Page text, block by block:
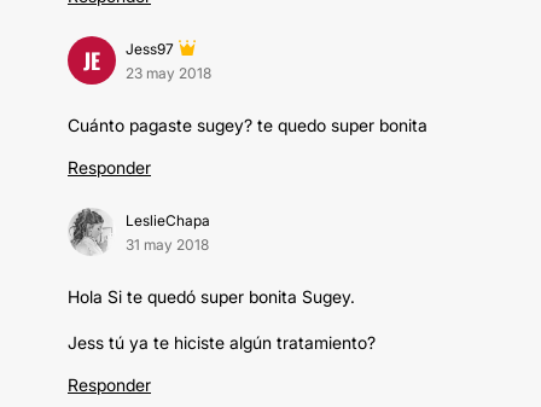
JE
Jess97
23 may 2018
Cuánto pagaste sugey? te quedo super bonita
Responder
LeslieChapa
31 may 2018
Hola Si te quedó super bonita Sugey.
Jess tú ya te hiciste algún tratamiento?
Responder